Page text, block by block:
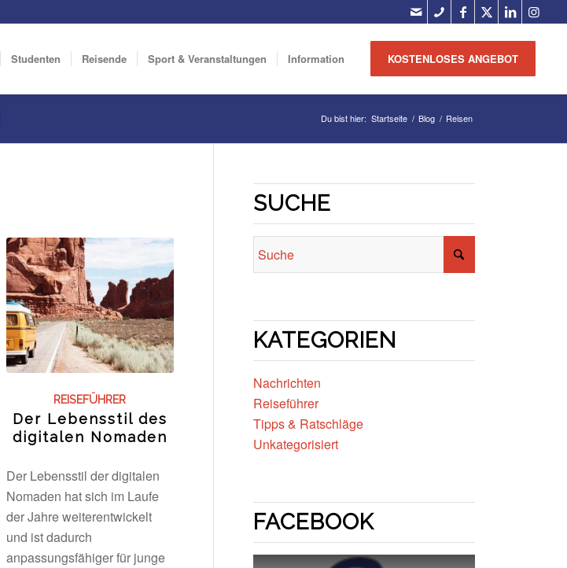
Studenten Reisende Sport & Veranstaltungen Information KOSTENLOSES ANGEBOT
Du bist hier: Startseite / Blog / Reisen
REISEFÜHRER
Der Lebensstil des
digitalen Nomaden
Der Lebensstil der digitalen
Nomaden hat sich im Laufe
der Jahre weiterentwickelt
und ist dadurch
anpassungsfähiger für junge
SUCHE
KATEGORIEN
Nachrichten
Reiseführer
Tipps & Ratschläge
Unkategorisiert
FACEBOOK